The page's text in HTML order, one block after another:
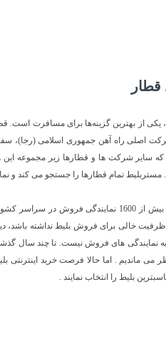
قطار
، یکی از بهترین گزینه‌ها برای مسافرت است.
اصلی راه آهن جمهوری اسلامی (رجا)،
که سایر شرکت ها و قطارها زیر مجموعه این
مستربلیط تمام قطارها را جستجو می کند و
از طریق بیش از 1600 نمایندگی
خالی برای فروش بلیط نداشته باشد،
به نمایندگی های فروش نیست. تا چند سال
می ماندیم . اما حالا فرصت خرید اینترنتی
بلیط را انتخاب نمایند .